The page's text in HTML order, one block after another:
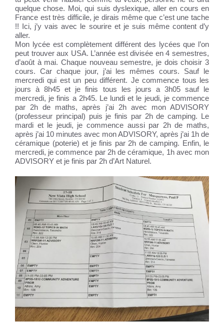
quelque chose. Moi, qui suis dyslexique, aller en cours en
France est très difficile, je dirais même que c’est une tache
!! Ici, j’y vais avec le sourire et je suis même content d’y
aller.
Mon lycée est complètement différent des lycées que l’on
peut trouver aux USA. L’année est divisée en 4 semestres,
d’août à mai. Chaque nouveau semestre, je dois choisir 3
cours. Car chaque jour, j’ai les mêmes cours. Sauf le
mercredi qui est un peu différent. Je commence tous les
jours à 8h45 et je finis tous les jours a 3h05 sauf le
mercredi, je finis a 2h45. Le lundi et le jeudi, je commence
par 2h de maths, après j’ai 2h avec mon ADVISORY
(professeur principal) puis je finis par 2h de camping. Le
mardi et le jeudi, je commence aussi par 2h de maths,
après j’ai 10 minutes avec mon ADVISORY, après j’ai 1h de
céramique (poterie) et je finis par 2h de camping. Enfin, le
mercredi, je commence par 2h de céramique, 1h avec mon
ADVISORY et je finis par 2h d’Art Naturel.